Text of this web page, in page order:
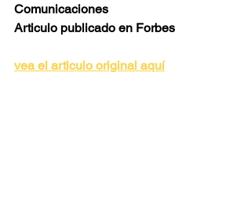
Comunicaciones
Articulo publicado en Forbes
vea el articulo original aquí